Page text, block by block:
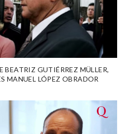
BEATRIZ GUTIÉRREZ MÜLLER,
MANUEL LÓPEZ OBRADOR